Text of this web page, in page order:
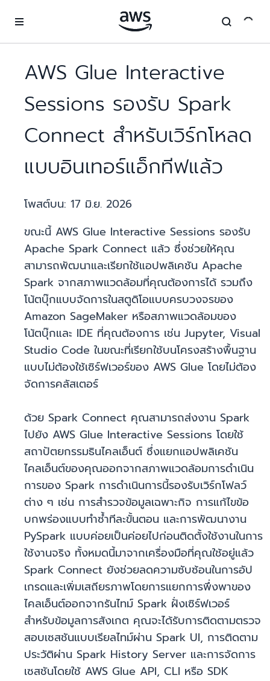
AWS Glue Interactive
Sessions รองรับ Spark
Connect สำหรับเวิร์กโหลด
แบบอินเทอร์แอ็กทีฟแล้ว
โพสต์บน: 17 มิ.ย. 2026
ขณะนี้ AWS Glue Interactive Sessions รองรับ
Apache Spark Connect แล้ว ซึ่งช่วยให้คุณ
สามารถพัฒนาและเรียกใช้แอปพลิเคชัน Apache
Spark จากสภาพแวดล้อมที่คุณต้องการได้ รวมถึง
โน้ตบุ๊กแบบจัดการในสตูดิโอแบบครบวงจรของ
Amazon SageMaker หรือสภาพแวดล้อมของ
โน้ตบุ๊กและ IDE ที่คุณต้องการ เช่น Jupyter, Visual
Studio Code ในขณะที่เรียกใช้บนโครงสร้างพื้นฐาน
แบบไม่ต้องใช้เซิร์ฟเวอร์ของ AWS Glue โดยไม่ต้อง
จัดการคลัสเตอร์
ด้วย Spark Connect คุณสามารถส่งงาน Spark
ไปยัง AWS Glue Interactive Sessions โดยใช้
สถาปัตยกรรมธินไคลเอ็นต์ ซึ่งแยกแอปพลิเคชัน
ไคลเอ็นต์ของคุณออกจากสภาพแวดล้อมการดำเนิน
การของ Spark การดำเนินการนี้รองรับเวิร์กโฟลว์
ต่าง ๆ เช่น การสำรวจข้อมูลเฉพาะกิจ การแก้ไขข้อ
บกพร่องแบบทำซ้ำทีละขั้นตอน และการพัฒนางาน
PySpark แบบค่อยเป็นค่อยไปก่อนติดตั้งใช้งานในการ
ใช้งานจริง ทั้งหมดนี้มาจากเครื่องมือที่คุณใช้อยู่แล้ว
Spark Connect ยังช่วยลดความซับซ้อนในการอัป
เกรดและเพิ่มเสถียรภาพโดยการแยกการพึ่งพาของ
ไคลเอ็นต์ออกจากรันไทม์ Spark ฝั่งเซิร์ฟเวอร์
สำหรับข้อมูลการสังเกต คุณจะได้รับการติดตามตรวจ
สอบเซสชันแบบเรียลไทม์ผ่าน Spark UI, การติดตาม
ประวัติผ่าน Spark History Server และการจัดการ
เซสชันโดยใช้ AWS Glue API, CLI หรือ SDK